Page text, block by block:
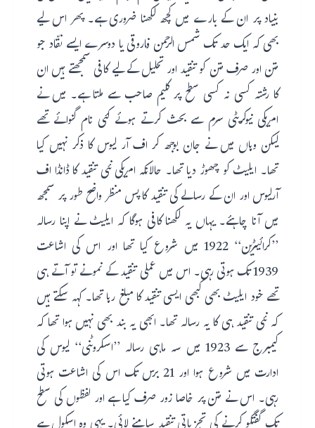
بنیاد پر ان کے بارے میں کچھ لکھنا ضروری ہے۔ پھر اس لیے
بھی کہ ایک حد تک شمس الرحمن فاروقی یا دوسرے ایسے نقّاد جو
متن اور صرف متن کو تنقید اور تحلیل کے لیے کافی سمجھتے ہیں ان
کا رشتہ کسی نہ کسی سطح پر کلیم صاحب سے ملتا ہے۔ میں نے
امریکی نیوکریٹی سزم سے بحث کرتے ہوئے کئی نام گنوائے تھے
لیکن وہاں میں نے جان بوجھ کر اف آر لیوس کا ذکر نہیں کیا
تھا۔ ایلیٹ کو چھوڑ دیا تھا۔ حالانکہ امریکی نئی تنقید کا ڈانڈا اف
آرلیوس اور ان کے رسالے کی تنقید کا پس منظر واضح طور پر سمجھ
میں آنا چاہئے۔ یہاں یہ لکھنا کافی ہوگا کہ ایلیٹ نے اپنا رسالہ
’’کرائیٹرین‘‘ 1922 میں شروع کیا تھا اور اس کی اشاعت
1939 تک ہوتی رہی۔ اس میں عملی تنقید کے نمونے تو آتے ہی
تھے خود ایلیٹ بھی کبھی ایسی تنقید کا مبلغ رہا تھا۔ کہہ سکتے ہیں
کہ نئی تنقید ہی کا یہ رسالہ تھا۔ ابھی یہ بند بھی نہیں ہوا تھا کہ
کیمبرج سے 1923 میں سہ ماہی رسالہ ’’اسکروٹنی‘‘ لیوس کی
ادارت میں شروع ہوا اور 21 برس تک اس کی اشاعت ہوتی
رہی۔ اس نے متن پر خاصا زور صرف کیا ہے اور لفظوں کی سطح